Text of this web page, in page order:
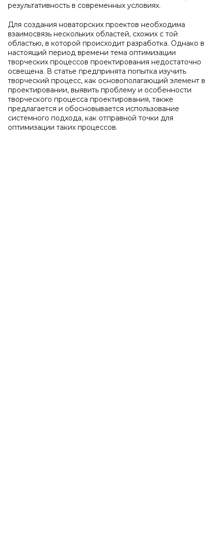
результативность в современных условиях.
Для создания новаторских проектов необходима
взаимосвязь нескольких областей, схожих с той
областью, в которой происходит разработка. Однако в
настоящий период времени тема оптимизации
творческих процессов проектирования недостаточно
освещена. В статье предпринята попытка изучить
творческий процесс, как основополагающий элемент в
проектировании, выявить проблему и особенности
творческого процесса проектирования, также
предлагается и обосновывается использование
системного подхода, как отправной точки для
оптимизации таких процессов.